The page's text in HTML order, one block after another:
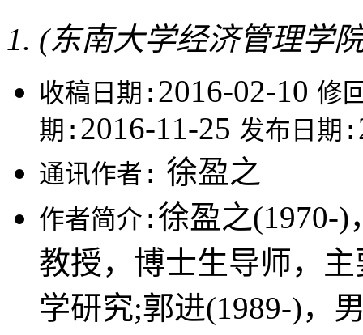
(东南大学经济管理学
收稿日期: 2016-02-10 修
期: 2016-11-25 发布日期:
通讯作者: 徐盈之
作者简介: 徐盈之(1970-
教授，博士生导师，
学研究;郭进(1989-)，